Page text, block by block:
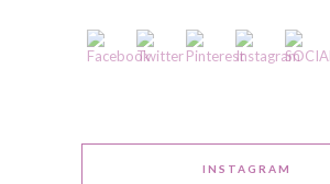
INSTAGRAM